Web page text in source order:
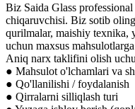
Biz Saida Glass
chiqaruvchisi. Biz sotib
qurilmalar, maishiy texnika,
uchun maxsus
Aniq narx taklifini olish
● Mahsulot o'lchamlari va
● Qo'llanilishi / foydalanish
● Qirralarni silliqlash turi